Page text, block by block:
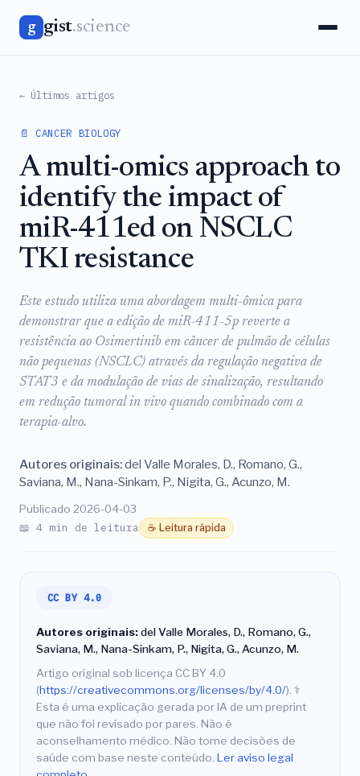
g gist.science
← Últimos artigos
📄 CANCER BIOLOGY
A multi-omics approach to
identify the impact of
miR-411ed on NSCLC
TKI resistance
Este estudo utiliza uma abordagem multi-ômica para
demonstrar que a edição de miR-411-5p reverte a
resistência ao Osimertinib em câncer de pulmão de células
não pequenas (NSCLC) através da regulação negativa de
STAT3 e da modulação de vias de sinalização, resultando
em redução tumoral in vivo quando combinado com a
terapia-alvo.
Autores originais:del Valle Morales, D., Romano, G.,
Saviana, M., Nana-Sinkam, P., Nigita, G., Acunzo, M.
Publicado 2026-04-03
📖 4 min de leitura ☕ Leitura rápida
CC BY 4.0
Autores originais:del Valle Morales, D., Romano, G.,
Saviana, M., Nana-Sinkam, P., Nigita, G., Acunzo, M.
Artigo original sob licença CC BY 4.0
(https://creativecommons.org/licenses/by/4.0/). ⚕️
Esta é uma explicação gerada por IA de um preprint
que não foi revisado por pares. Não é
aconselhamento médico. Não tome decisões de
saúde com base neste conteúdo. Ler aviso legal